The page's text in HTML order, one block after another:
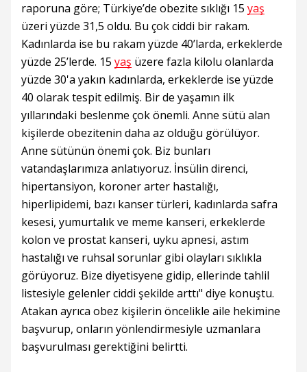
raporuna göre; Türkiye’de obezite sıklığı 15 yaş
üzeri yüzde 31,5 oldu. Bu çok ciddi bir rakam.
Kadınlarda ise bu rakam yüzde 40’larda, erkeklerde
yüzde 25’lerde. 15 yaş üzere fazla kilolu olanlarda
yüzde 30'a yakın kadınlarda, erkeklerde ise yüzde
40 olarak tespit edilmiş. Bir de yaşamın ilk
yıllarındaki beslenme çok önemli. Anne sütü alan
kişilerde obezitenin daha az olduğu görülüyor.
Anne sütünün önemi çok. Biz bunları
vatandaşlarımıza anlatıyoruz. İnsülin direnci,
hipertansiyon, koroner arter hastalığı,
hiperlipidemi, bazı kanser türleri, kadınlarda safra
kesesi, yumurtalık ve meme kanseri, erkeklerde
kolon ve prostat kanseri, uyku apnesi, astım
hastalığı ve ruhsal sorunlar gibi olayları sıklıkla
görüyoruz. Bize diyetisyene gidip, ellerinde tahlil
listesiyle gelenler ciddi şekilde arttı" diye konuştu.
Atakan ayrıca obez kişilerin öncelikle aile hekimine
başvurup, onların yönlendirmesiyle uzmanlara
başvurulması gerektiğini belirtti.